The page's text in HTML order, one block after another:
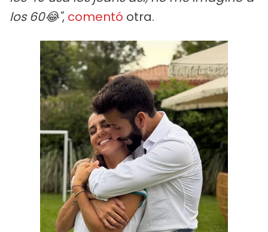
los 60😂", comentó otra.